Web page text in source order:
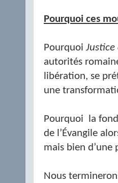
Pourquoi ces
Pourquoi
autorités
libération, se
une
Pourquoi la
de l’Évangile
mais bien
Nous